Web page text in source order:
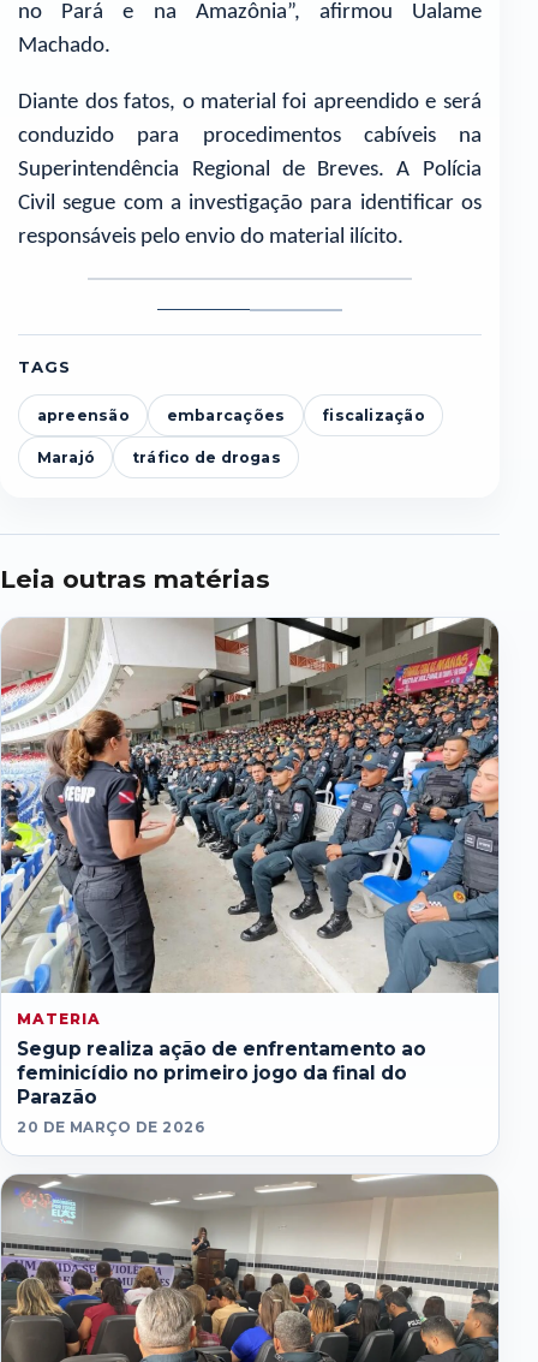
no Pará e na Amazônia”, afirmou Ualame
Machado.
Diante dos fatos, o material foi apreendido e será
conduzido para procedimentos cabíveis na
Superintendência Regional de Breves. A Polícia
Civil segue com a investigação para identificar os
responsáveis pelo envio do material ilícito.
1
2
TAGS
apreensão embarcações fiscalização
Marajó tráfico de drogas
Leia outras matérias
MATERIA
Segup realiza ação de enfrentamento ao
feminicídio no primeiro jogo da final do
Parazão
20 DE MARÇO DE 2026